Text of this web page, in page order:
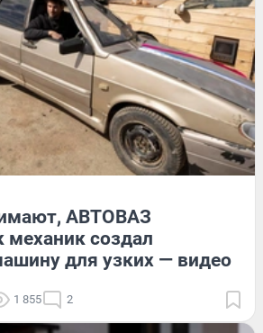
АВТОВАЗ
механик создал
для узких — видео
1 855 2